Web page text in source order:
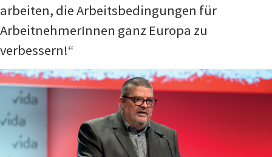
arbeiten, die Arbeitsbedingungen für
ArbeitnehmerInnen ganz Europa zu
verbessern!“